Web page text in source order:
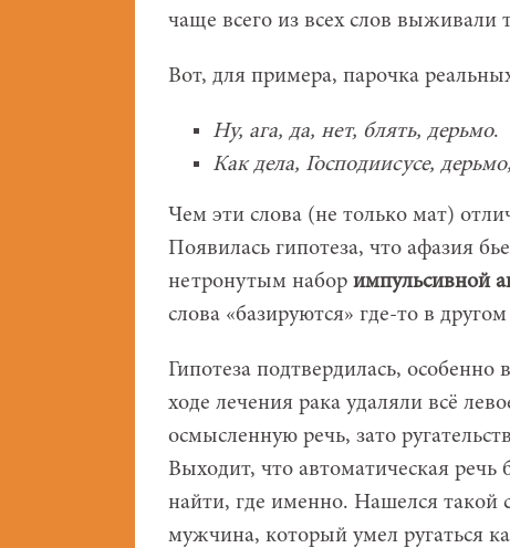
чаще всего из всех слов выживали
Вот, для примера, парочка
Ну, ага, да, нет, блять, дерьмо.
Как дела, Господиисусе,
Чем эти слова (не только мат)
Появилась гипотеза, что афазия
нетронутым набор импульсивной
слова «базируются» где-то в
Гипотеза подтвердилась, особенно
ходе лечения рака удаляли всё
осмысленную речь, зато
Выходит, что автоматическая речь
найти, где именно. Нашелся такой
мужчина, который умел ругаться